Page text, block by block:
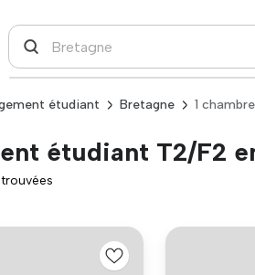
étudiant Bretagne 1 chambre
étudiant T2/F2